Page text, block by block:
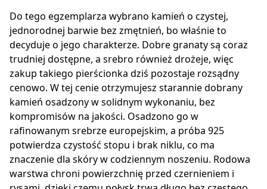
Do tego egzemplarza wybrano kamień o czystej,
jednorodnej barwie bez zmętnień, bo właśnie to
decyduje o jego charakterze. Dobre granaty są coraz
trudniej dostępne, a srebro również drożeje, więc
zakup takiego pierścionka dziś pozostaje rozsądny
cenowo. W tej cenie otrzymujesz starannie dobrany
kamień osadzony w solidnym wykonaniu, bez
kompromisów na jakości. Osadzono go w
rafinowanym srebrze europejskim, a próba 925
potwierdza czystość stopu i brak niklu, co ma
znaczenie dla skóry w codziennym noszeniu. Rodowa
warstwa chroni powierzchnię przed czernieniem i